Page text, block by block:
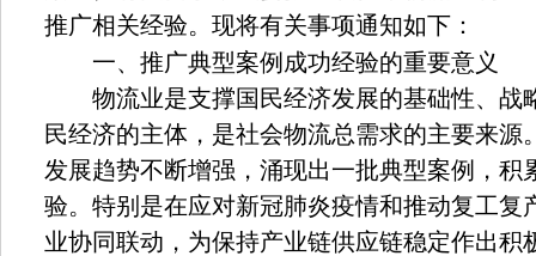
推广相关经验。现将有关事项通知如下：
一、推广典型案例成功经验的重要意义
物流业是支撑国民经济发展的基础性、战
民经济的主体，是社会物流总需求的主要来
发展趋势不断增强，涌现出一批典型案例，积
验。特别是在应对新冠肺炎疫情和推动复工复
业协同联动，为保持产业链供应链稳定作出积